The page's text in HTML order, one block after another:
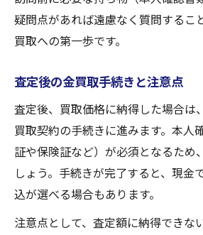
疑問点があれば遠慮なく質問するこ
買取への第一歩です。
査定後の金買取手続きと注意点
査定後、買取価格に納得した場合は
買取契約の手続きに進みます。本人
証や保険証など）が必須となるため
しょう。手続きが完了すると、現金
込が選べる場合もあります。
注意点として、査定額に納得できな